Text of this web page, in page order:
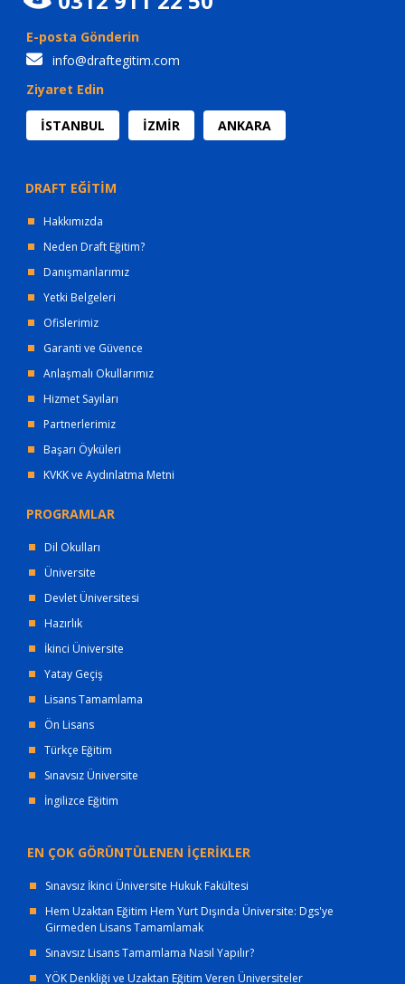
E-posta Gönderin
info@draftegitim.com
Ziyaret Edin
İSTANBUL İZMİR ANKARA
DRAFT EĞİTİM
Hakkımızda
Neden Draft Eğitim?
Danışmanlarımız
Yetki Belgeleri
Ofislerimiz
Garanti ve Güvence
Anlaşmalı Okullarımız
Hizmet Sayıları
Partnerlerimiz
Başarı Öyküleri
KVKK ve Aydınlatma Metni
PROGRAMLAR
Dil Okulları
Üniversite
Devlet Üniversitesi
Hazırlık
İkinci Üniversite
Yatay Geçiş
Lisans Tamamlama
Ön Lisans
Türkçe Eğitim
Sınavsız Üniversite
İngilizce Eğitim
EN ÇOK GÖRÜNTÜLENEN İÇERİKLER
Sınavsız İkinci Üniversite Hukuk Fakültesi
Hem Uzaktan Eğitim Hem Yurt Dışında Üniversite: Dgs'ye
Girmeden Lisans Tamamlamak
Sınavsız Lisans Tamamlama Nasıl Yapılır?
YÖK Denkliği ve Uzaktan Eğitim Veren Üniversiteler